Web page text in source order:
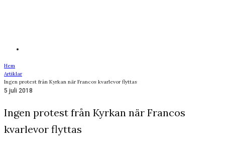
Hem
Artiklar
Ingen protest från Kyrkan när Francos kvarlevor flyttas
5 juli 2018
Ingen protest från Kyrkan när Francos
kvarlevor flyttas